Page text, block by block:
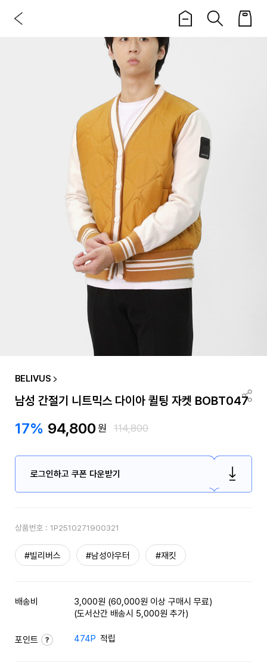
BELIVUS
남성 간절기 니트믹스 다이아 퀼팅 자켓 BOBT047
17% 94,800원 114,800
로그인하고 쿠폰 다운받기
상품번호 : 1P2510271900321
#빌리버스 #남성아우터 #재킷
배송비
3,000원 (60,000원 이상 구매시 무료)
(도서산간 배송시 5,000원 추가)
포인트 474P 적립